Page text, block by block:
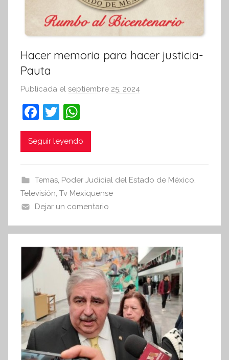
Hacer memoria para hacer justicia-
Pauta
Publicada el septiembre 25, 2024
e
I
f
o
r
m
a
t
i
v
F
a
c
b
o
o
k
T
w
itt
h
at
A
p
p
Seguir leyendo
Temas, Poder Judicial del Estado de México,
Televisión, Tv Mexiquense
Dejar un comentario